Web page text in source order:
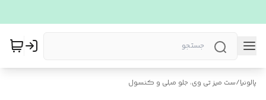
پالونیا/ست میز تی وی، جلو مبلی و کنسول